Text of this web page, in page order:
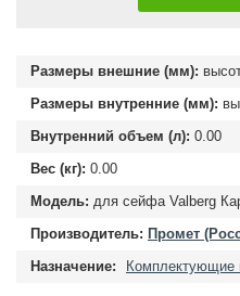
Размеры внешние (мм):
Размеры внутренние (мм):
Внутренний объем (л): 0.00
Вес (кг): 0.00
Модель: для сейфа Valberg
Производитель: Промет
Назначение:
Комплектующие